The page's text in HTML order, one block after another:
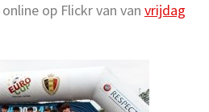
op Flickr van van vrijdag